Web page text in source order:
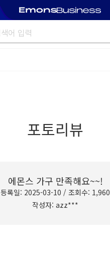
포토리뷰
에몬스 가구 만족해요~~!
등록일: 2025-03-10 / 조회수: 1,960
작성자: azz***